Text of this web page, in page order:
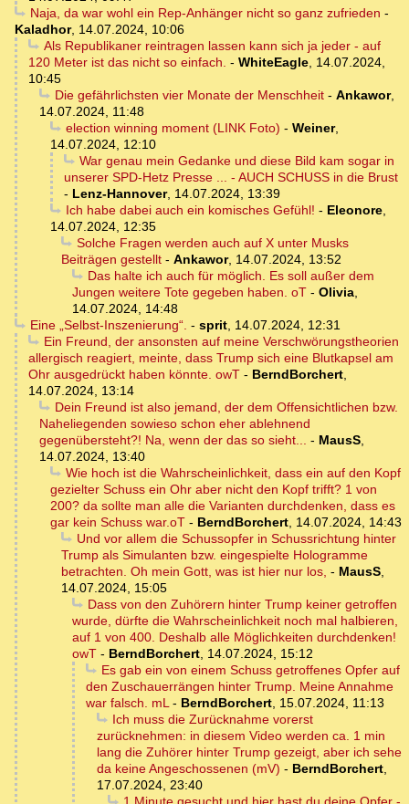
Naja, da war wohl ein Rep-Anhänger nicht so ganz zufrieden -
Kaladhor, 14.07.2024, 10:06
Als Republikaner reintragen lassen kann sich ja jeder - auf
120 Meter ist das nicht so einfach. - WhiteEagle, 14.07.2024,
10:45
Die gefährlichsten vier Monate der Menschheit- Ankawor,
14.07.2024, 11:48
election winning moment (LINK Foto) - Weiner,
14.07.2024, 12:10
War genau mein Gedanke und diese Bild kam sogar in
unserer SPD-Hetz Presse ... - AUCH SCHUSS in die Brust
- Lenz-Hannover, 14.07.2024, 13:39
Ich habe dabei auch ein komisches Gefühl! - Eleonore,
14.07.2024, 12:35
Solche Fragen werden auch auf X unter Musks
Beiträgen gestellt - Ankawor, 14.07.2024, 13:52
Das halte ich auch für möglich. Es soll außer dem
Jungen weitere Tote gegeben haben. oT - Olivia,
14.07.2024, 14:48
Eine „Selbst-Inszenierung“. - sprit, 14.07.2024, 12:31
Ein Freund, der ansonsten auf meine Verschwörungstheorien
allergisch reagiert, meinte, dass Trump sich eine Blutkapsel am
Ohr ausgedrückt haben könnte. owT - BerndBorchert,
14.07.2024, 13:14
Dein Freund ist also jemand, der dem Offensichtlichen bzw.
Naheliegenden sowieso schon eher ablehnend
gegenübersteht?! Na, wenn der das so sieht... - MausS,
14.07.2024, 13:40
Wie hoch ist die Wahrscheinlichkeit, dass ein auf den Kopf
gezielter Schuss ein Ohr aber nicht den Kopf trifft? 1 von
200? da sollte man alle die Varianten durchdenken, dass es
gar kein Schuss war.oT - BerndBorchert, 14.07.2024, 14:43
Und vor allem die Schussopfer in Schussrichtung hinter
Trump als Simulanten bzw. eingespielte Hologramme
betrachten. Oh mein Gott, was ist hier nur los, - MausS,
14.07.2024, 15:05
Dass von den Zuhörern hinter Trump keiner getroffen
wurde, dürfte die Wahrscheinlichkeit noch mal halbieren,
auf 1 von 400. Deshalb alle Möglichkeiten durchdenken!
owT - BerndBorchert, 14.07.2024, 15:12
Es gab ein von einem Schuss getroffenes Opfer auf
den Zuschauerrängen hinter Trump. Meine Annahme
war falsch. mL- BerndBorchert, 15.07.2024, 11:13
Ich muss die Zurücknahme vorerst
zurücknehmen: in diesem Video werden ca. 1 min
lang die Zuhörer hinter Trump gezeigt, aber ich sehe
da keine Angeschossenen (mV) - BerndBorchert,
17.07.2024, 23:40